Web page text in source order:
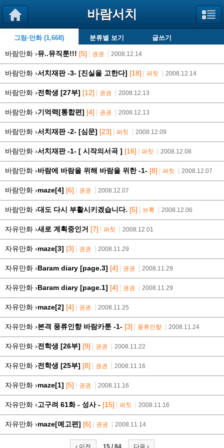
바람서치
그림·만화 (1,668) 분류별 보기 글쓰기
바람만화 ›뮤..뮤직툰!!! [5] 권권 2008.12.14
바람만화 ›서치재판 -3- [진실을 고한다] [18] 퍼칫 2008.12.14
바람만화 ›전학생 [27부] [12] 권권 2008.12.13
바람만화 ›기억력[통합편] [4] 권권 2008.12.13
바람만화 ›서치재판 -2- [심문] [23] 퍼칫 2008.12.09
바람만화 ›서치재판 -1- [ 시작의서곡 ] [16] 퍼칫 2008.12.08
바람만화 ›바람에 바람을 위해 바람을 위한 -1- [8] 퍼칫 2008.12.07
바람만화 ›maze[4] [6] 권권 2008.12.07
바람만화 ›대도 다시 부활시키겠습니다. [5] 브룩 2008.12.06
자유만화 ›새로 계획중인거 [7] 퍼칫 2008.12.01
자유만화 ›maze[3] [3] 권권 2008.11.29
자유만화 ›Baram diary [page.3] [4] 권권 2008.11.29
자유만화 ›Baram diary [page.1] [4] 권권 2008.11.29
자유만화 ›maze[2] [4] 권권 2008.11.25
자유만화 ›본격 풍류인향 바람카툰 -1- [3] 풍류인향 2008.11.24
자유만화 ›전학생 [26부] [9] 권권 2008.11.22
자유만화 ›전학생 [25부] [8] 권권 2008.11.16
자유만화 ›maze[1] [5] 권권 2008.11.16
자유만화 ›고구려 61화 - 성사 - [15] 퍼칫 2008.11.16
자유만화 ›maze[예고편] [6] 권권 2008.11.14
‹ 이전 15 / 84 다음 ›